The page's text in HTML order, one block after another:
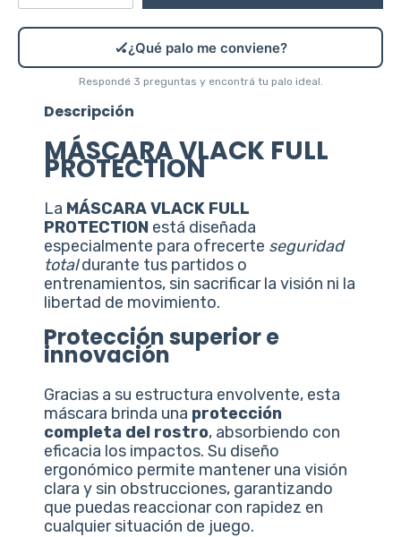
🏑¿Qué palo me conviene?
Respondé 3 preguntas y encontrá tu palo ideal.
Descripción
MÁSCARA VLACK FULL
PROTECTION
La MÁSCARA VLACK FULL
PROTECTION está diseñada
especialmente para ofrecerte seguridad
totaldurante tus partidos o
entrenamientos, sin sacrificar la visión ni la
libertad de movimiento.
Protección superior e
innovación
Gracias a su estructura envolvente, esta
máscara brinda una protección
completa del rostro, absorbiendo con
eficacia los impactos. Su diseño
ergonómico permite mantener una visión
clara y sin obstrucciones, garantizando
que puedas reaccionar con rapidez en
cualquier situación de juego.